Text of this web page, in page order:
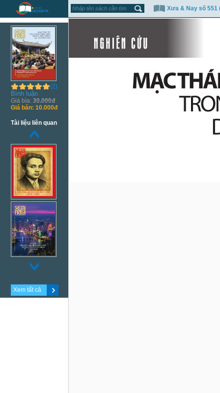
Xưa & Nay số 551
(2)
Bình luận
Giá bìa: 30.000đ
Giá bán: 10.000đ
Tài liệu liên quan
Xem tất cả